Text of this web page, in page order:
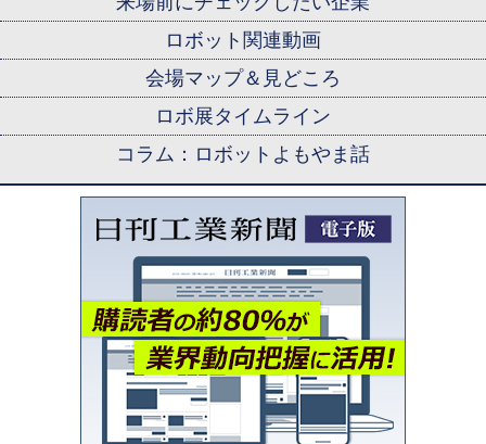
ロボット関連動画
会場マップ＆見どころ
ロボ展タイムライン
コラム：ロボットよもやま話